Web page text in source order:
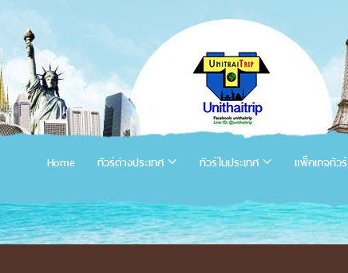
Home ทัวร์ต่างประเทศ ทัวร์ในประเทศ แพ็คเกจทัวร์